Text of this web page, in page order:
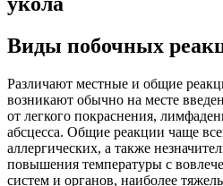
Виды побочных
Различают местные и общие
возникают обычно на месте
от легкого покраснения,
абсцесса. Общие реакции чаще
аллергических, а также
повышения температуры с
систем и органов, наиболее